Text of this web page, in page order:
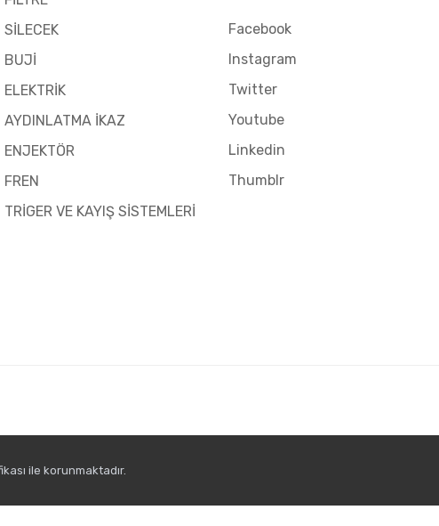
SİLECEK
BUJİ
ELEKTRİK
AYDINLATMA İKAZ
ENJEKTÖR
FREN
TRİGER VE KAYIŞ SİSTEMLERİ
Facebook
Instagram
Twitter
Youtube
Linkedin
Thumblr
ile korunmaktadır.